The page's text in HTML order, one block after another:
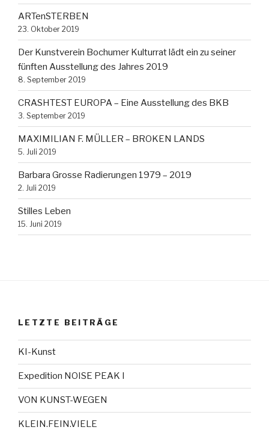
ARTenSTERBEN
23. Oktober 2019
Der Kunstverein Bochumer Kulturrat lädt ein zu seiner
fünften Ausstellung des Jahres 2019
8. September 2019
CRASHTEST EUROPA – Eine Ausstellung des BKB
3. September 2019
MAXIMILIAN F. MÜLLER – BROKEN LANDS
5. Juli 2019
Barbara Grosse Radierungen 1979 – 2019
2. Juli 2019
Stilles Leben
15. Juni 2019
LETZTE BEITRÄGE
KI-Kunst
Expedition NOISE PEAK I
VON KUNST-WEGEN
KLEIN.FEIN.VIELE